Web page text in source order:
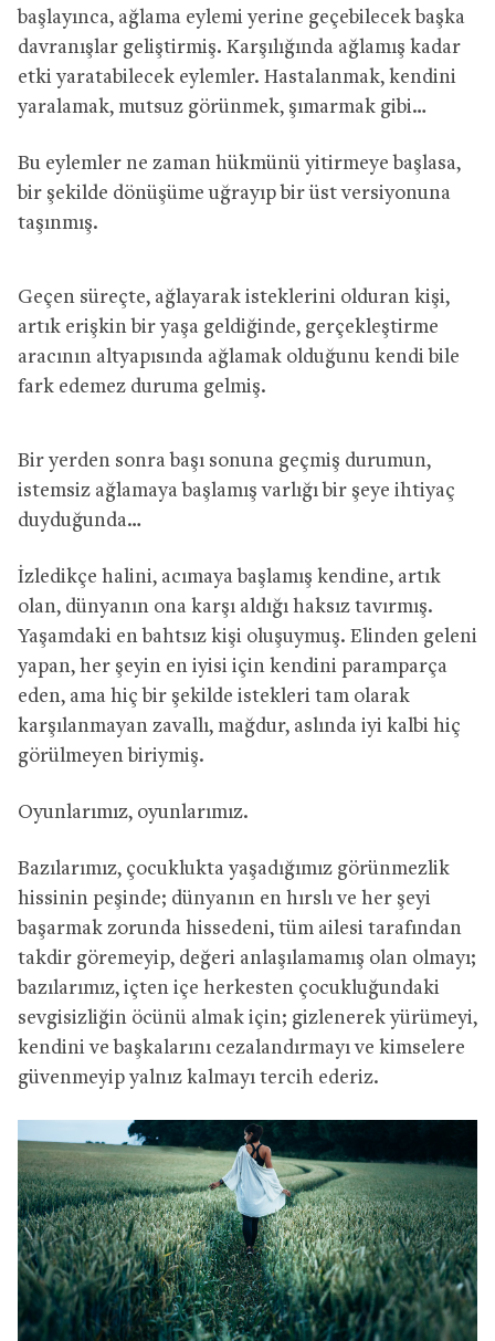
başlayınca, ağlama eylemi yerine geçebilecek başka
davranışlar geliştirmiş. Karşılığında ağlamış kadar
etki yaratabilecek eylemler. Hastalanmak, kendini
yaralamak, mutsuz görünmek, şımarmak gibi…
Bu eylemler ne zaman hükmünü yitirmeye başlasa,
bir şekilde dönüşüme uğrayıp bir üst versiyonuna
taşınmış.
Geçen süreçte, ağlayarak isteklerini olduran kişi,
artık erişkin bir yaşa geldiğinde, gerçekleştirme
aracının altyapısında ağlamak olduğunu kendi bile
fark edemez duruma gelmiş.
Bir yerden sonra başı sonuna geçmiş durumun,
istemsiz ağlamaya başlamış varlığı bir şeye ihtiyaç
duyduğunda…
İzledikçe halini, acımaya başlamış kendine, artık
olan, dünyanın ona karşı aldığı haksız tavırmış.
Yaşamdaki en bahtsız kişi oluşuymuş. Elinden geleni
yapan, her şeyin en iyisi için kendini paramparça
eden, ama hiç bir şekilde istekleri tam olarak
karşılanmayan zavallı, mağdur, aslında iyi kalbi hiç
görülmeyen biriymiş.
Oyunlarımız, oyunlarımız.
Bazılarımız, çocuklukta yaşadığımız görünmezlik
hissinin peşinde; dünyanın en hırslı ve her şeyi
başarmak zorunda hissedeni, tüm ailesi tarafından
takdir göremeyip, değeri anlaşılamamış olan olmayı;
bazılarımız, içten içe herkesten çocukluğundaki
sevgisizliğin öcünü almak için; gizlenerek yürümeyi,
kendini ve başkalarını cezalandırmayı ve kimselere
güvenmeyip yalnız kalmayı tercih ederiz.